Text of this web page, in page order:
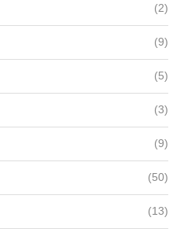
(2)
(9)
(5)
(3)
(9)
(50)
(13)